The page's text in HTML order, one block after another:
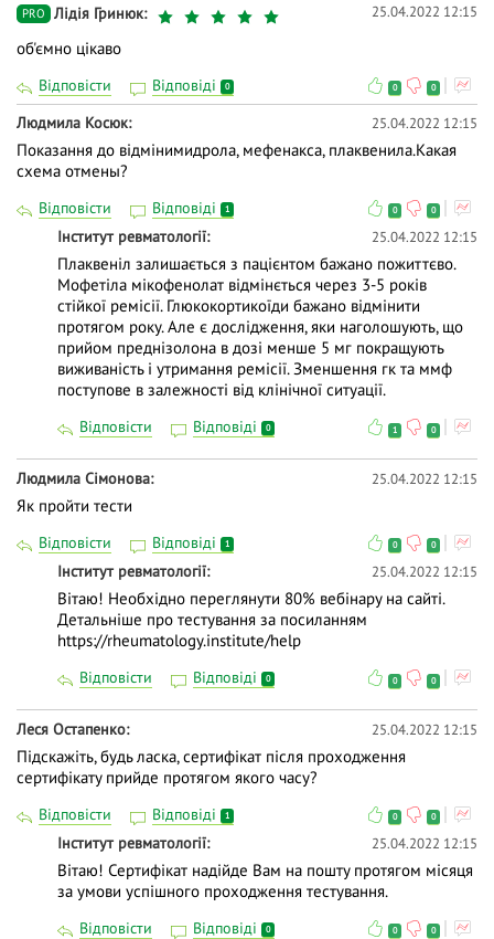
PRO Лідія Гринюк 25.04.2022 12:15
об'ємно цікаво
Відповісти Відповіді 0 0 0
Людмила Косюк 25.04.2022 12:15
Показання до вiдмiнимидрола, мефенакса, плаквенила.Какая
схема отмены?
Відповісти Відповіді 1 0 0
Інститут ревматології 25.04.2022 12:15
Плаквеніл залишається з пацієнтом бажано пожиттєво.
Мофетіла мікофенолат відмінється через 3-5 років
стійкої ремісії. Глюкокортикоїди бажано відмінити
протягом року. Але є дослідження, яки наголошують, що
прийом преднізолона в дозі менше 5 мг покращують
виживаність і утримання ремісії. Зменшення гк та ммф
поступове в залежності від клінічної ситуації.
Відповісти Відповіді 0 1 0
Людмила Сімонова 25.04.2022 12:15
Як пройти тести
Відповісти Відповіді 1 0 0
Інститут ревматології 25.04.2022 12:15
Вітаю! Необхідно переглянути 80% вебінару на сайті.
Детальніше про тестування за посиланням
https://rheumatology.institute/help
Відповісти Відповіді 0 0 0
Леся Остапенко 25.04.2022 12:15
Підскажіть, будь ласка, сертифікат після проходження
сертифікату прийде протягом якого часу?
Відповісти Відповіді 1 0 0
Інститут ревматології 25.04.2022 12:15
Вітаю! Сертифікат надійде Вам на пошту протягом місяця
за умови успішного проходження тестування.
Відповісти Відповіді 0 0 0